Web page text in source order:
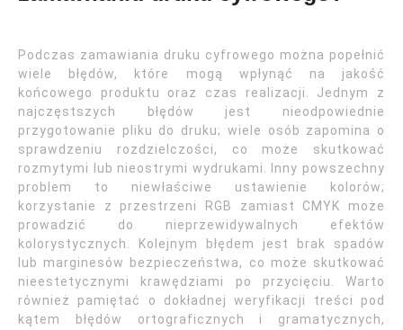
Podczas zamawiania druku cyfrowego można popełnić
wiele błędów, które mogą wpłynąć na jakość
końcowego produktu oraz czas realizacji. Jednym z
najczęstszych błędów jest nieodpowiednie
przygotowanie pliku do druku; wiele osób zapomina o
sprawdzeniu rozdzielczości, co może skutkować
rozmytymi lub nieostrymi wydrukami. Inny powszechny
problem to niewłaściwe ustawienie kolorów;
korzystanie z przestrzeni RGB zamiast CMYK może
prowadzić do nieprzewidywalnych efektów
kolorystycznych. Kolejnym błędem jest brak spadów
lub marginesów bezpieczeństwa, co może skutkować
nieestetycznymi krawędziami po przycięciu. Warto
również pamiętać o dokładnej weryfikacji treści pod
kątem błędów ortograficznych i gramatycznych,